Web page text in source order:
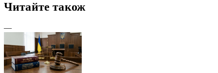
Читайте також
—